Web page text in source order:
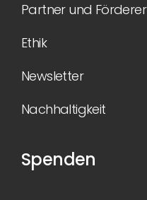
Partner und Förderer
Ethik
Newsletter
Nachhaltigkeit
Spenden